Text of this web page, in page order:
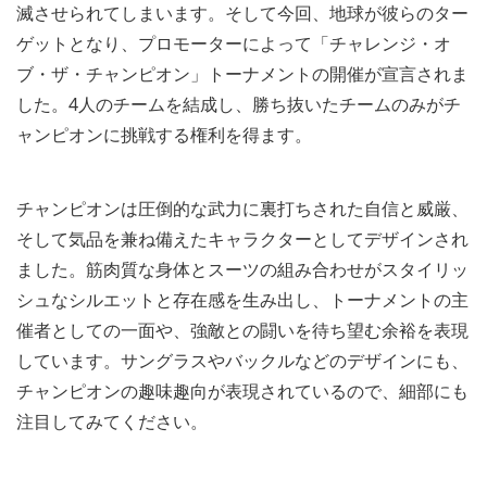
滅させられてしまいます。そして今回、地球が彼らのター
ゲットとなり、プロモーターによって「チャレンジ・オ
ブ・ザ・チャンピオン」トーナメントの開催が宣言されま
した。4人のチームを結成し、勝ち抜いたチームのみがチ
ャンピオンに挑戦する権利を得ます。
チャンピオンは圧倒的な武力に裏打ちされた自信と威厳、
そして気品を兼ね備えたキャラクターとしてデザインされ
ました。筋肉質な身体とスーツの組み合わせがスタイリッ
シュなシルエットと存在感を生み出し、トーナメントの主
催者としての一面や、強敵との闘いを待ち望む余裕を表現
しています。サングラスやバックルなどのデザインにも、
チャンピオンの趣味趣向が表現されているので、細部にも
注目してみてください。